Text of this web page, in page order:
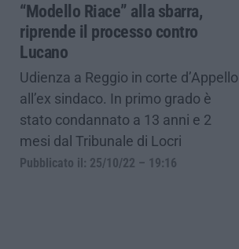
“Modello Riace” alla sbarra,
riprende il processo contro
Lucano
Udienza a Reggio in corte d’Appello
all’ex sindaco. In primo grado è
stato condannato a 13 anni e 2
mesi dal Tribunale di Locri
Pubblicato il: 25/10/22 – 19:16